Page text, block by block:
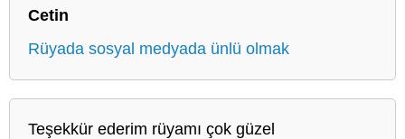
Cetin
Rüyada sosyal medyada ünlü olmak
Teşekkür ederim rüyamı çok güzel